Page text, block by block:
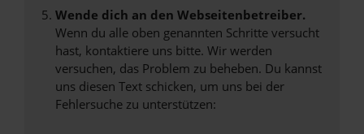
Wende dich an den Webseitenbetreiber.
Wenn du alle oben genannten Schritte versucht
hast, kontaktiere uns bitte. Wir werden
versuchen, das Problem zu beheben. Du kannst
uns diesen Text schicken, um uns bei der
Fehlersuche zu unterstützen: